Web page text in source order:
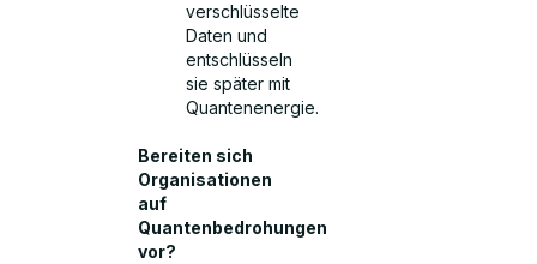
verschlüsselte
Daten und
entschlüsseln
sie später mit
Quantenenergie.
Bereiten sich
Organisationen
auf
Quantenbedrohungen
vor?